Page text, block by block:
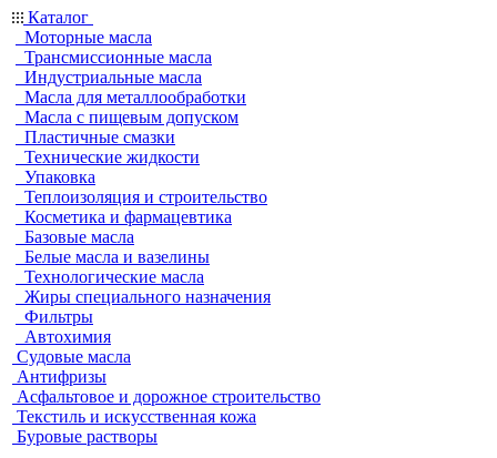
Каталог
Моторные масла
Трансмиссионные масла
Индустриальные масла
Масла для металлообработки
Масла с пищевым допуском
Пластичные смазки
Технические жидкости
Упаковка
Теплоизоляция и строительство
Косметика и фармацевтика
Базовые масла
Белые масла и вазелины
Технологические масла
Жиры специального назначения
Фильтры
Автохимия
Судовые масла
Антифризы
Асфальтовое и дорожное строительство
Текстиль и искусственная кожа
Буровые растворы